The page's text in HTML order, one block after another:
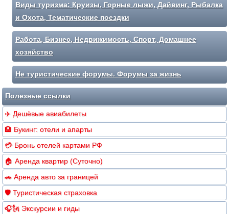
Виды туризма: Круизы, Горные лыжи, Дайвинг, Рыбалка
и Охота, Тематические поездки
Работа, Бизнес, Недвижимость, Спорт, Домашнее
хозяйство
Не туристические форумы. Форумы за жизнь
Полезные ссылки
✈️ Дешёвые авиабилеты
🏨 Букинг: отели и апарты
💳 Бронь отелей картами РФ
🏠 Аренда квартир (Суточно)
🚗 Аренда авто за границей
🛡️ Туристическая страховка
🎧🗽 Экскурсии и гиды